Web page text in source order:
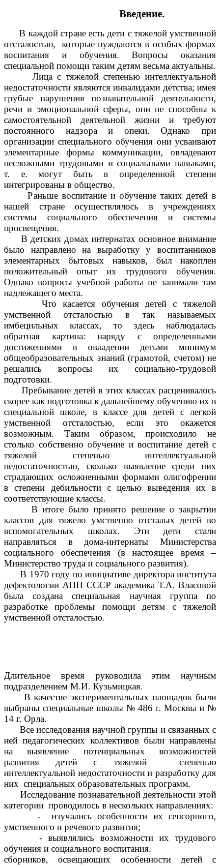
Введение.
В каждой стране есть дети с тяжелой умственной
отсталостью, которые нуждаются в особых формах
воспитания и обучения. Вопросы оказания
специальной помощи таким детям весьма актуальны.
Лица с тяжелой степенью интеллектуальной
недостаточности являются инвалидами детства; имея
грубые нарушения познавательной деятельности,
речи и эмоциональной сферы, они не способны к
самостоятельной деятельной жизни и требуют
постоянного надзора и опеки. Однако при
организации специального обучения они усваивают
элементарные формы коммуникации, овладевают
несложными трудовыми и социальными навыками,
т. е. могут быть в определенной степени
интегрированы в общество.
Раньше воспитание и обучение таких детей в
нашей стране осуществлялось в учреждениях
системы социального обеспечения и системы
просвещения.
В детских домах интернатах основное внимание
было направлено на выработку у воспитанников
элементарных бытовых навыков, был накоплен
положительный опыт их трудового обучения.
Однако вопросы учебной работы не занимали там
надлежащего места.
Что касается обучения детей с тяжелой
умственной отсталостью в так называемых
имбецильных классах, то здесь наблюдалась
обратная картина: наряду с определенными
достижениями в овладении детьми минимум
общеобразовательных знаний (грамотой, счетом) не
решались вопросы их социально-трудовой
подготовки.
Пребывание детей в этих классах расценивалось
скорее как подготовка к дальнейшему обучению их в
специальной школе, в классе для детей с легкой
умственной отсталостью, если это окажется
возможным. Таким образом, происходило не
столько собственно обучение и воспитание детей с
тяжелой степенью интеллектуальной
недостаточностью, сколько выявление среди них
страдающих осложненными формами олигофрении
в степени дебильности с целью выведения их в
соответствующие классы.
В итоге было принято решение о закрытии
классов для тяжело умственно отсталых детей во
вспомогательных школах. Эти дети стали
направляться в дома-интернаты Министерства
социального обеспечения (в настоящее время –
Министерство труда и социального развития).
В 1970 году по инициативе директора института
дефектологии АПН СССР академика Т.А. Власовой
была создана специальная научная группа по
разработке проблемы помощи детям с тяжелой
умственной отсталостью.
Длительное время руководила этим научным
подразделением М.И. Кузьмицкая.
В качестве экспериментальных площадок были
выбраны специальные школы № 486 г. Москвы и №
14 г. Орла.
Все исследования научной группы и связанных с
ней педагогических коллективов были направлены
на выявление потенциальных возможностей
развития детей с тяжелой степенью
интеллектуальной недостаточности и разработку для
них специальных образовательных программ.
Исследование познавательной деятельности этой
категории проводилось в нескольких направлениях:
- изучались особенности их сенсорного,
умственного и речевого развития;
- выявлялись возможности их трудового
обучения и социального воспитания.
сборников, освещающих особенности детей с